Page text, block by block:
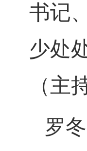
书记
少处
（主
罗